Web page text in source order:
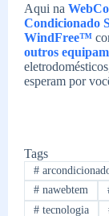
Aqui na
Condicionado
WindFree™
outros
esperam por
Tags
#
#nawebtem
#tecnologia